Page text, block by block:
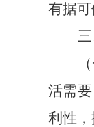
有据可
三
活需
利性